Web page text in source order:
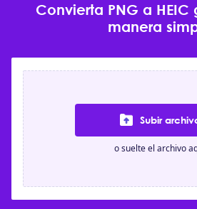
Convierta PNG a HEIC
manera
Subir
o suelte el archivo